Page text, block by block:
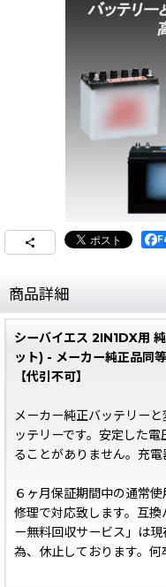
商品詳細
シーバイエス 2IN1DX用
ット) - メーカー純正品同
【代引不可】
メーカー純正バッテリー
ッテリーです。安定した
ることがありません。充電
６ヶ月保証期間中の通常
修理で対応致します。互
ー無料回収サービス」は
為、休止しております。何